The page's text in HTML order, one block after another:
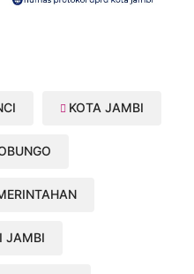
KOTA JAMBI
JAMBI